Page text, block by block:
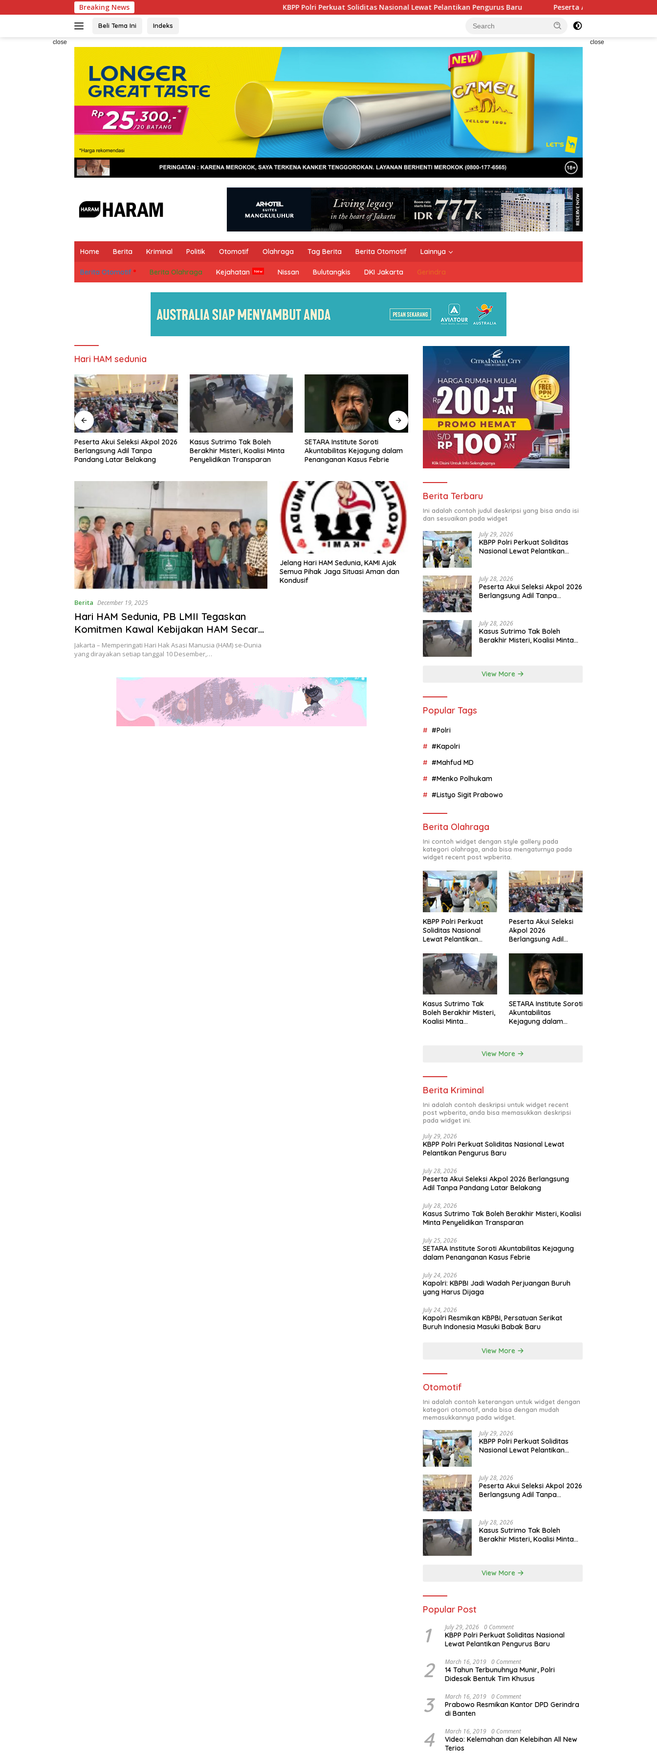
to
Breaking News KBPP Polri Perkuat Soliditas Nasional Lewat Pelantikan Pengurus Baru Peserta Akui Seleksi Akpol 2026 Berlangsung
Beli Tema Ini Indeks
close close
Home Berita Kriminal Politik Otomotif Olahraga Tag Berita Berita Otomotif Lainnya
Berita Otomotif Berita Olahraga Kejahatan Nissan Bulutangkis DKI Jakarta Gerindra
Hari HAM sedunia
Peserta Akui Seleksi Akpol 2026
Berlangsung Adil Tanpa
Pandang Latar Belakang
Kasus Sutrimo Tak Boleh
Berakhir Misteri, Koalisi Minta
Penyelidikan Transparan
SETARA Institute Soroti
Akuntabilitas Kejagung dalam
Penanganan Kasus Febrie
Kapolri: KBPBI Jadi Wadah
Perjuangan Buruh yang Harus
Dijaga
Kapolri Resmikan KBPBI,
Persatuan Serikat Buruh
Indonesia Masuki Babak Baru
Berita December 19, 2025
Hari HAM Sedunia, PB LMII Tegaskan
Komitmen Kawal Kebijakan HAM Secara
Kritis
Jakarta – Memperingati Hari Hak Asasi Manusia (HAM) se-Dunia
yang dirayakan setiap tanggal 10 Desember,…
Jelang Hari HAM Sedunia, KAMI Ajak
Semua Pihak Jaga Situasi Aman dan
Kondusif
Berita Terbaru
Ini adalah contoh judul deskripsi yang bisa anda isi
dan sesuaikan pada widget
July 29, 2026
KBPP Polri Perkuat Soliditas
Nasional Lewat Pelantikan
July 28, 2026
Peserta Akui Seleksi Akpol 2026
Berlangsung Adil Tanpa
July 28, 2026
Kasus Sutrimo Tak Boleh
Berakhir Misteri, Koalisi Minta
View More
Popular Tags
#Polri
#Kapolri
#Mahfud MD
#Menko Polhukam
#Listyo Sigit Prabowo
Berita Olahraga
Ini contoh widget dengan style gallery pada
kategori olahraga, anda bisa mengaturnya pada
widget recent post wpberita.
KBPP Polri Perkuat
Soliditas Nasional
Lewat Pelantikan
Peserta Akui Seleksi
Akpol 2026
Berlangsung Adil
Belakang
Kasus Sutrimo Tak
Boleh Berakhir Misteri,
Koalisi Minta
SETARA Institute Soroti
Akuntabilitas
Kejagung dalam
View More
Berita Kriminal
Ini adalah contoh deskripsi untuk widget recent
post wpberita, anda bisa memasukkan deskripsi
pada widget ini.
July 29, 2026
KBPP Polri Perkuat Soliditas Nasional Lewat
Pelantikan Pengurus Baru
July 28, 2026
Peserta Akui Seleksi Akpol 2026 Berlangsung
Adil Tanpa Pandang Latar Belakang
July 28, 2026
Kasus Sutrimo Tak Boleh Berakhir Misteri, Koalisi
Minta Penyelidikan Transparan
July 25, 2026
SETARA Institute Soroti Akuntabilitas Kejagung
dalam Penanganan Kasus Febrie
July 24, 2026
Kapolri: KBPBI Jadi Wadah Perjuangan Buruh
yang Harus Dijaga
July 24, 2026
Kapolri Resmikan KBPBI, Persatuan Serikat
Buruh Indonesia Masuki Babak Baru
View More
Otomotif
Ini adalah contoh keterangan untuk widget dengan
kategori otomotif, anda bisa dengan mudah
memasukkannya pada widget.
July 29, 2026
KBPP Polri Perkuat Soliditas
Nasional Lewat Pelantikan
July 28, 2026
Peserta Akui Seleksi Akpol 2026
Berlangsung Adil Tanpa
July 28, 2026
Kasus Sutrimo Tak Boleh
Berakhir Misteri, Koalisi Minta
View More
Popular Post
1 July 29, 2026 0 Comment
KBPP Polri Perkuat Soliditas Nasional
Lewat Pelantikan Pengurus Baru
2 March 16, 2019 0 Comment
14 Tahun Terbunuhnya Munir, Polri
Didesak Bentuk Tim Khusus
3 March 16, 2019 0 Comment
Prabowo Resmikan Kantor DPD Gerindra
di Banten
4 March 16, 2019 0 Comment
Video: Kelemahan dan Kelebihan All New
Terios